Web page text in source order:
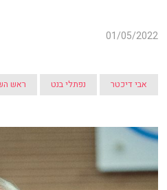
01/05/2022
אבי דיכטר נפתלי בנט ראש